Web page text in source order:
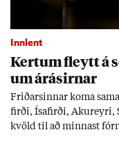
Innlent
Kert­um fleytt á
um árás­irn­ar
Frið­arsinn­ar koma
firði, Ísa­firði, Ak­ur­eyri,
kvöld til að minn­ast